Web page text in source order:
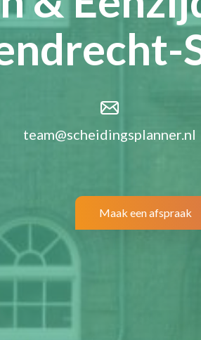
team@scheidingsplanner.nl
Maak een afspraak